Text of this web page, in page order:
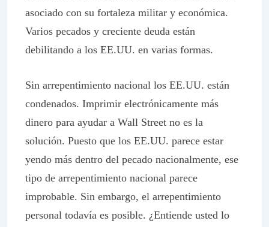
asociado con su fortaleza militar y económica.
Varios pecados y creciente deuda están
debilitando a los EE.UU. en varias formas.
Sin arrepentimiento nacional los EE.UU. están
condenados. Imprimir electrónicamente más
dinero para ayudar a Wall Street no es la
solución. Puesto que los EE.UU. parece estar
yendo más dentro del pecado nacionalmente, ese
tipo de arrepentimiento nacional parece
improbable. Sin embargo, el arrepentimiento
personal todavía es posible. ¿Entiende usted lo